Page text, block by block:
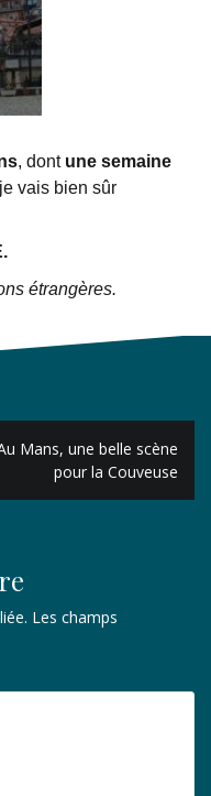
, dont une semaine
vais bien sûr
étrangères.
Mans, une belle scène
pour la Couveuse
Les champs